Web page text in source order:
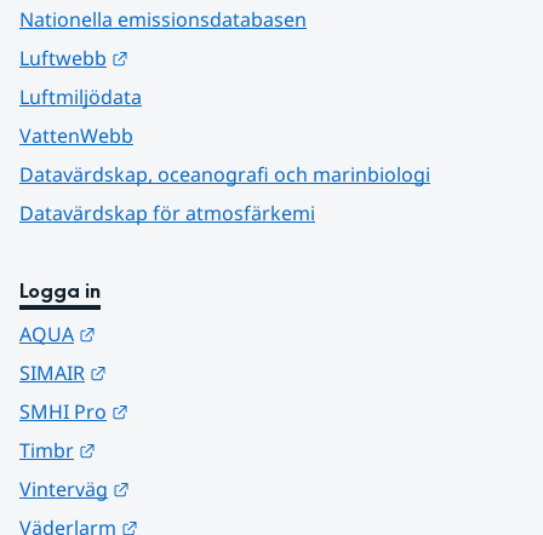
Nationella emissionsdatabasen
Luftwebb
Luftmiljödata
VattenWebb
Datavärdskap, oceanografi och marinbiologi
Datavärdskap för atmosfärkemi
Logga in
AQUA
SIMAIR
SMHI Pro
Timbr
Vinterväg
Väderlarm